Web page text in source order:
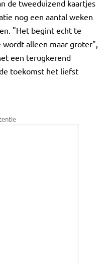
de tweeduizend kaartjes
nog een aantal weken
"Het begint echt te
alleen maar groter",
een terugkerend
toekomst het liefst